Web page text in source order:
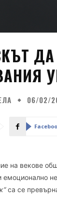
06/02/
на векове
емоционално
са се